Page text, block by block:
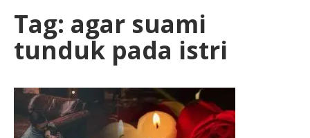
Tag: agar suami
tunduk pada istri